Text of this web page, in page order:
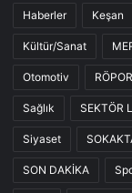
Haberler Keşan
Kültür/Sanat
Otomotiv
Sağlık SEKTÖR
Siyaset
SON DAKİKA